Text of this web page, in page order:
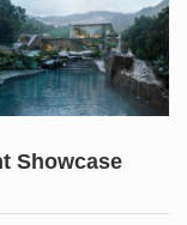
Showcase